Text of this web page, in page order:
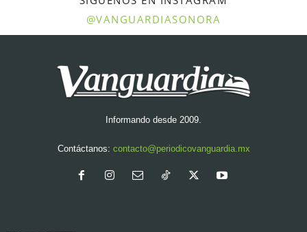
@VANGUARDIASONORA
Informando desde 2009.
Contáctanos: contacto@periodicovanguardia.mx